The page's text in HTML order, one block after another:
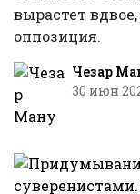
вырастет
оппозиция.
Чезар
30 июн